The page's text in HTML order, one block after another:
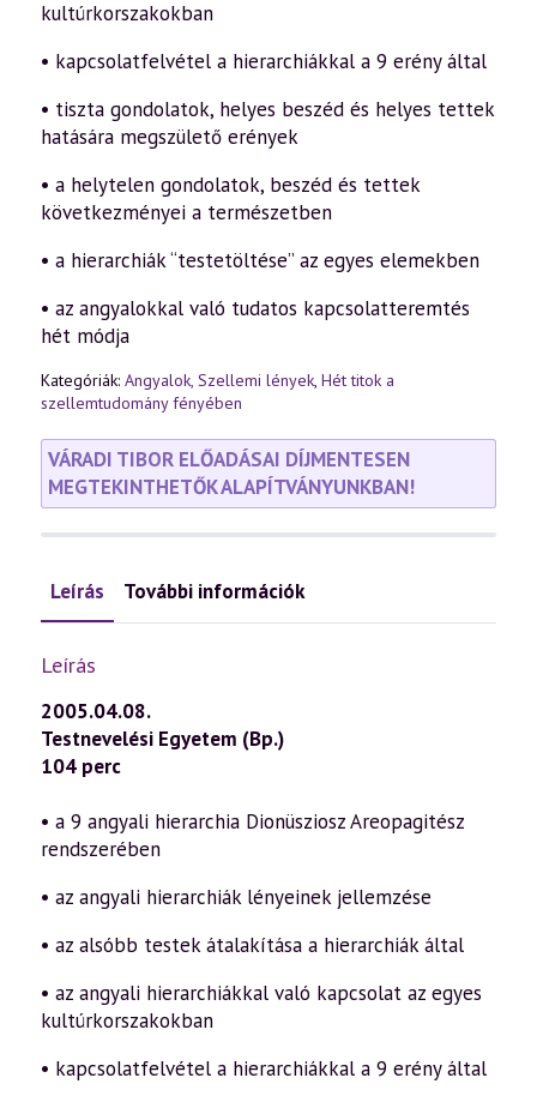
kultúrkorszakokban
• kapcsolatfelvétel a hierarchiákkal a 9 erény által
• tiszta gondolatok, helyes beszéd és helyes tettek
hatására megszülető erények
• a helytelen gondolatok, beszéd és tettek
következményei a természetben
• a hierarchiák “testetöltése” az egyes elemekben
• az angyalokkal való tudatos kapcsolatteremtés
hét módja
Kategóriák: Angyalok, Szellemi lények, Hét titok a
szellemtudomány fényében
VÁRADI TIBOR ELŐADÁSAI DÍJMENTESEN
MEGTEKINTHETŐK ALAPÍTVÁNYUNKBAN!
Leírás További információk
Leírás
2005.04.08.
Testnevelési Egyetem (Bp.)
104 perc
• a 9 angyali hierarchia Dionüsziosz Areopagitész
rendszerében
• az angyali hierarchiák lényeinek jellemzése
• az alsóbb testek átalakítása a hierarchiák által
• az angyali hierarchiákkal való kapcsolat az egyes
kultúrkorszakokban
• kapcsolatfelvétel a hierarchiákkal a 9 erény által